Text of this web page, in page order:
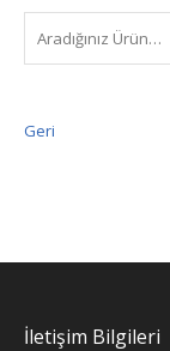
Geri
İletişim Bilgileri